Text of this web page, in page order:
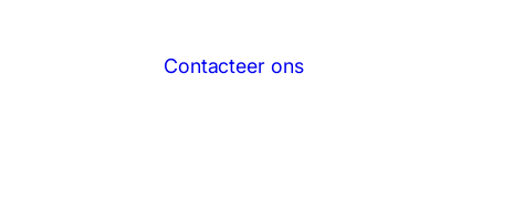
Contacteer ons